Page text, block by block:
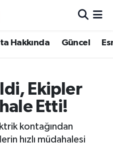
Hakkında Güncel
Ekipler
Etti!
kontağından
hızlı müdahalesi
Haritası
ve Fikstür